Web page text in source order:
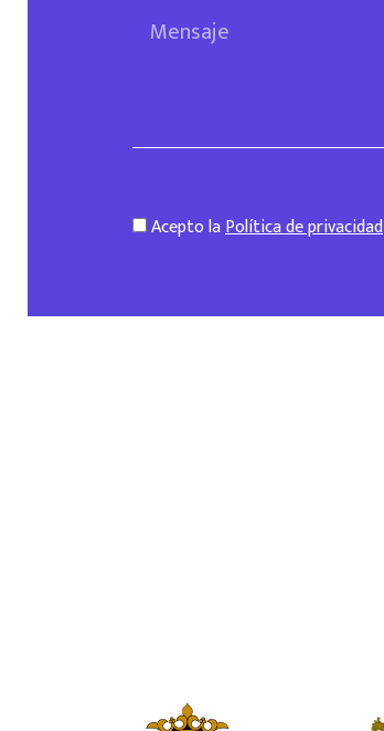
Acepto laPolítica de privacidad